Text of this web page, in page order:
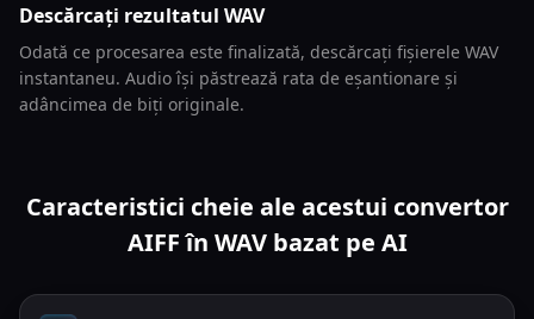
Descărcați rezultatul WAV
Odată ce procesarea este finalizată, descărcați fișierele WAV
instantaneu. Audio își păstrează rata de eșantionare și
adâncimea de biți originale.
Caracteristici cheie ale acestui convertor
AIFF în WAV bazat pe AI